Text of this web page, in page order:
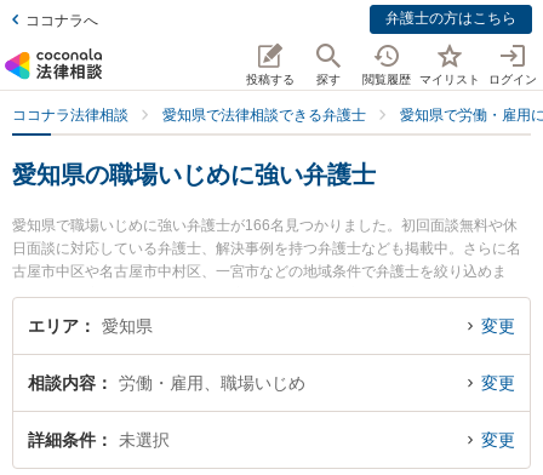
ココナラへ 弁護士の方はこちら
投稿する 探す 閲覧履歴 マイリスト ログイン
ココナラ法律相談 愛知県で法律相談できる弁護士 愛知県で労働・雇用
愛知県の職場いじめに強い弁護士
愛知県で職場いじめに強い弁護士が166名見つかりました。初回面談無料や休
日面談に対応している弁護士、解決事例を持つ弁護士なども掲載中。さらに名
古屋市中区や名古屋市中村区、一宮市などの地域条件で弁護士を絞り込めま
す。労働・雇用に関係する不当解雇や退職勧奨、内定取消等の細かな分野での
絞り込み検索もでき便利です。特にベリーベスト法律事務所 豊橋オフィスの髙
が注目されています。『愛知県で土日や夜間に発生した職場いじめのトラブル
を今すぐに弁護士に相談したい』『職場いじめのトラブル解決の実績豊富な近
くの弁護士を検索したい』『初回相談無料で職場いじめを法律相談できる愛知
エリア 愛知県 変更
相談内容 労働・雇用、職場いじめ 変更
詳細条件 未選択 変更